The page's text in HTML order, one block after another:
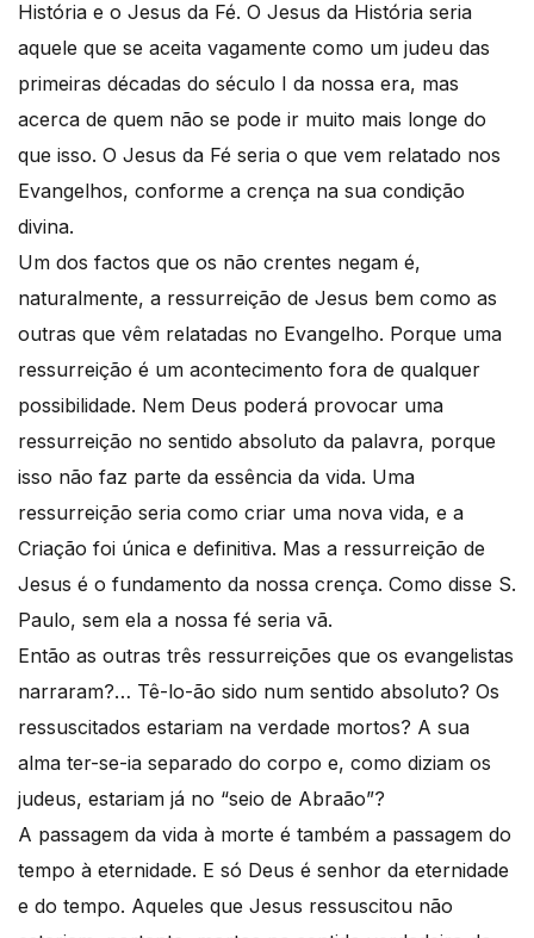
História e o Jesus da Fé. O Jesus da História seria
aquele que se aceita vagamente como um judeu das
primeiras décadas do século I da nossa era, mas
acerca de quem não se pode ir muito mais longe do
que isso. O Jesus da Fé seria o que vem relatado nos
Evangelhos, conforme a crença na sua condição
divina.
Um dos factos que os não crentes negam é,
naturalmente, a ressurreição de Jesus bem como as
outras que vêm relatadas no Evangelho. Porque uma
ressurreição é um acontecimento fora de qualquer
possibilidade. Nem Deus poderá provocar uma
ressurreição no sentido absoluto da palavra, porque
isso não faz parte da essência da vida. Uma
ressurreição seria como criar uma nova vida, e a
Criação foi única e definitiva. Mas a ressurreição de
Jesus é o fundamento da nossa crença. Como disse S.
Paulo, sem ela a nossa fé seria vã.
Então as outras três ressurreições que os evangelistas
narraram?… Tê-lo-ão sido num sentido absoluto? Os
ressuscitados estariam na verdade mortos? A sua
alma ter-se-ia separado do corpo e, como diziam os
judeus, estariam já no “seio de Abraão”?
A passagem da vida à morte é também a passagem do
tempo à eternidade. E só Deus é senhor da eternidade
e do tempo. Aqueles que Jesus ressuscitou não